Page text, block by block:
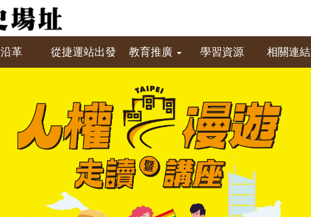
沿革 從捷運站出發 教育推廣 學習資源 相關連結